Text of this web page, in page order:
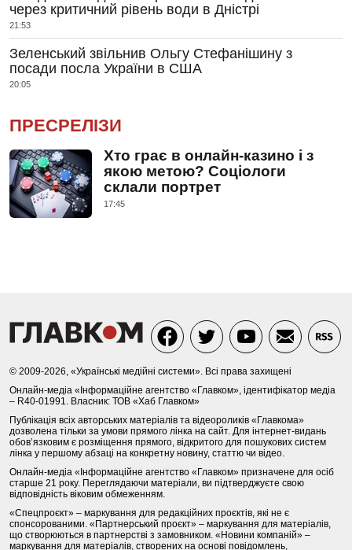
через критичний рівень води в Дністрі
21:53
Зеленський звільнив Ольгу Стефанішину з
посади посла України в США
20:05
ПРЕСРЕЛІЗИ
Хто грає в онлайн-казино і з
якою метою? Соціологи
склали портрет
17:45
© 2009-2026, «Українські медійні системи». Всі права захищені
Онлайн-медіа «Інформаційне агентство «Главком», ідентифікатор медіа
– R40-01991. Власник: ТОВ «Хаб Главком»
Публікація всіх авторських матеріалів та відеороликів «Главкома»
дозволена тільки за умови прямого лінка на сайт. Для інтернет-видань
обов’язковим є розміщення прямого, відкритого для пошукових систем
лінка у першому абзаці на конкретну новину, статтю чи відео.
Онлайн-медіа «Інформаційне агентство «Главком» призначене для осіб
старше 21 року. Переглядаючи матеріали, ви підтверджуєте свою
відповідність віковим обмеженням.
«Спецпроєкт» – маркування для редакційних проєктів, які не є
спонсорованими. «Партнерський проєкт» – маркування для матеріалів,
що створюються в партнерстві з замовником. «Новини компаній» –
маркування для матеріалів, створених на основі повідомлень,